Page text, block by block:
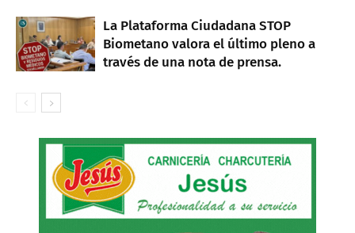
La Plataforma Ciudadana STOP
Biometano valora el último pleno a
través de una nota de prensa.